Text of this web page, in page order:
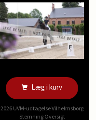
Læg i kurv
2026 UVM-udtagelse Vilhelmsborg
Stemning Oversigt